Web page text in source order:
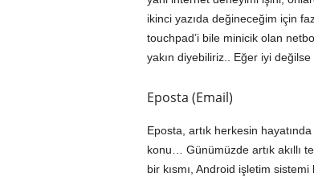
ikinci yazıda değineceğim için
touchpad’i bile minicik olan
yakın diyebiliriz.. Eğer iyi
Eposta (Email)
Eposta, artık herkesin
konu… Günümüzde artık akıllı
bir kısmı, Android işletim